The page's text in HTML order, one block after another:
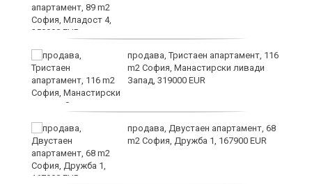
продава, Тристаен апартамент, 116
m2 София, Манастирски ливади
Запад, 319000 EUR
продава, Двустаен апартамент, 68
m2 София, Дружба 1, 167900 EUR